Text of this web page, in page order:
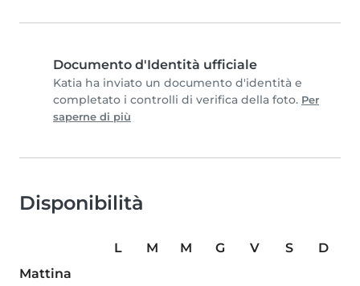
Documento d'Identità ufficiale
Katia ha inviato un documento d'identità e
completato i controlli di verifica della foto. Per
saperne di più
Disponibilità
L M M G V S
D
Mattina